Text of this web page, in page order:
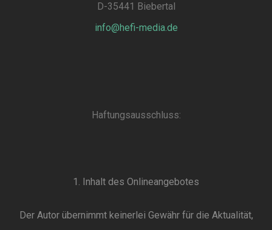
D-35441 Biebertal
info@hefi-media.de
Haftungsausschluss:
1. Inhalt des Onlineangebotes
Der Autor übernimmt keinerlei Gewähr für die Aktualität,